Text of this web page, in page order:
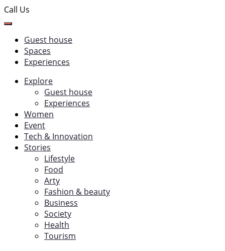
Call Us
Guest house
Spaces
Experiences
Explore
Guest house
Experiences
Women
Event
Tech & Innovation
Stories
Lifestyle
Food
Arty
Fashion & beauty
Business
Society
Health
Tourism